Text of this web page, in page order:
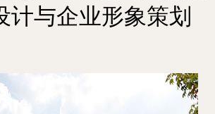
计与企业形象策划